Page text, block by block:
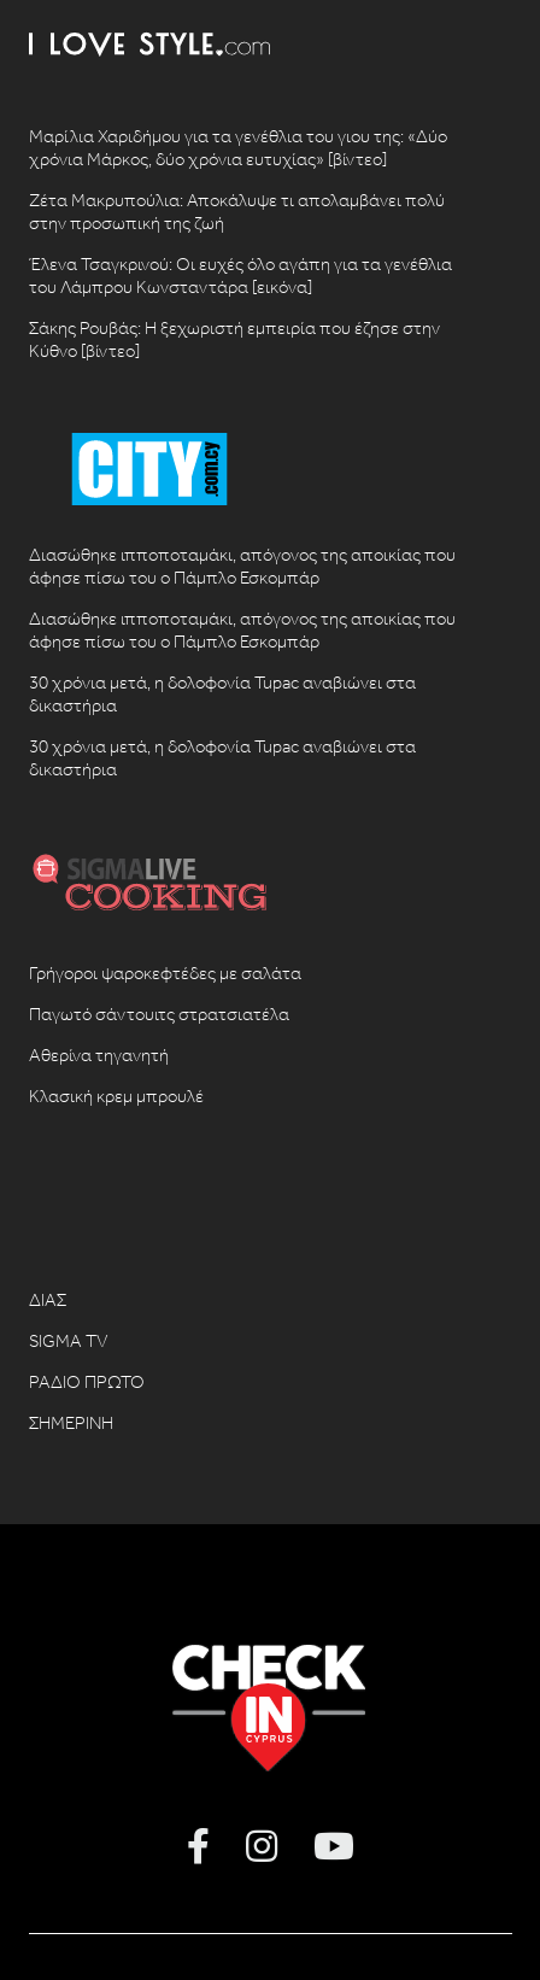
Μαρίλια Χαριδήμου για τα γενέθλια του γιου της: «Δύο
χρόνια Μάρκος, δύο χρόνια ευτυχίας» [βίντεο]
Ζέτα Μακρυπούλια: Αποκάλυψε τι απολαμβάνει πολύ
στην προσωπική της ζωή
Έλενα Τσαγκρινού: Οι ευχές όλο αγάπη για τα γενέθλια
του Λάμπρου Κωνσταντάρα [εικόνα]
Σάκης Ρουβάς: Η ξεχωριστή εμπειρία που έζησε στην
Κύθνο [βίντεο]
Διασώθηκε ιπποποταμάκι, απόγονος της αποικίας που
άφησε πίσω του ο Πάμπλο Εσκομπάρ
Διασώθηκε ιπποποταμάκι, απόγονος της αποικίας που
άφησε πίσω του ο Πάμπλο Εσκομπάρ
30 χρόνια μετά, η δολοφονία Tupac αναβιώνει στα
δικαστήρια
30 χρόνια μετά, η δολοφονία Tupac αναβιώνει στα
δικαστήρια
Γρήγοροι ψαροκεφτέδες με σαλάτα
Παγωτό σάντουιτς στρατσιατέλα
Αθερίνα τηγανητή
Κλασική κρεμ μπρουλέ
ΔΙΑΣ
SIGMA TV
ΡΑΔΙΟ ΠΡΩΤΟ
ΣΗΜΕΡΙΝΗ